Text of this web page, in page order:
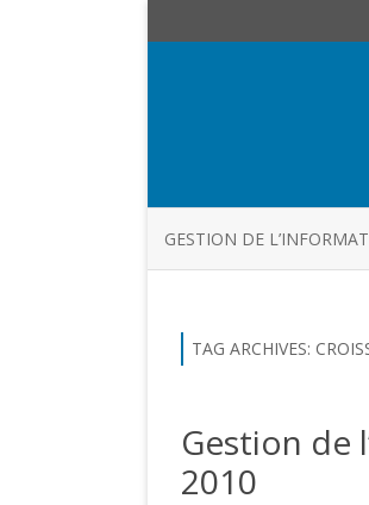
GESTION DE
TAG ARCHIVES:
Gestion de
2010